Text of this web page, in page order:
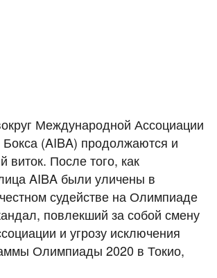
Международной Ассоциации
Бокса (AIBA) продолжаются и
виток. После того, как
AIBA были уличены в
судействе на Олимпиаде
повлекший за собой смену
и угрозу исключения
Олимпиады 2020 в Токио,